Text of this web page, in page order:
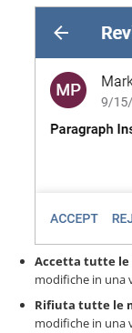
Accetta tutte le
modifiche in una
Rifiuta tutte le
modifiche in una